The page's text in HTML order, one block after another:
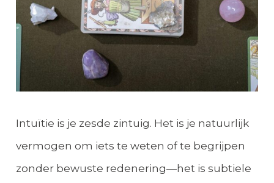
Intuïtie is je zesde zintuig. Het is je natuurlijk
vermogen om iets te weten of te begrijpen
zonder bewuste redenering—het is subtiele